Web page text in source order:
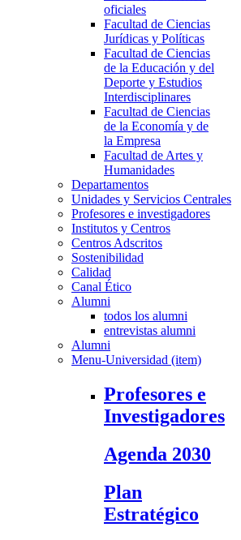
oficiales
Facultad de Ciencias
Jurídicas y Políticas
Facultad de Ciencias
de la Educación y del
Deporte y Estudios
Interdisciplinares
Facultad de Ciencias
de la Economía y de
la Empresa
Facultad de Artes y
Humanidades
Departamentos
Unidades y Servicios Centrales
Profesores e investigadores
Institutos y Centros
Centros Adscritos
Sostenibilidad
Calidad
Canal Ético
Alumni
todos los alumni
entrevistas alumni
Alumni
Menu-Universidad (item)
Profesores e
Investigadores
Agenda 2030
Plan
Estratégico